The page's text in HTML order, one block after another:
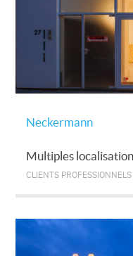
Neckermann
Multiples
CLIENTS PROFESSIONNELS